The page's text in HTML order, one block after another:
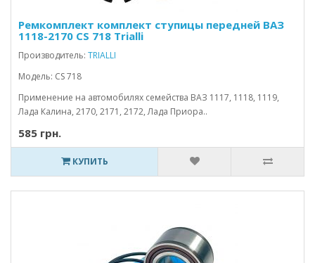
Ремкомплект комплект ступицы передней ВАЗ
1118-2170 CS 718 Trialli
Производитель: TRIALLI
Модель: CS 718
Применение на автомобилях семейства ВАЗ 1117, 1118, 1119,
Лада Калина, 2170, 2171, 2172, Лада Приора..
585 грн.
КУПИТЬ